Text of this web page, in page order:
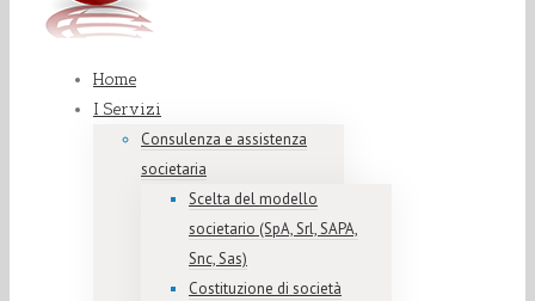
Home
I Servizi
Consulenza e assistenza
societaria
Scelta del modello
societario (SpA, Srl, SAPA,
Snc, Sas)
Costituzione di società